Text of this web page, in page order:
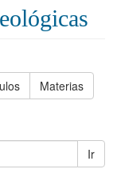
Materias
Ir